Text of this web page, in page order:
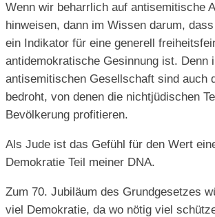
Wenn wir beharrlich auf antisemitische
hinweisen, dann im Wissen darum,
ein Indikator für eine generell
antidemokratische Gesinnung ist. Denn
antisemitischen Gesellschaft sind auch
bedroht, von denen die nichtjüdischen
Bevölkerung profitieren.
Als Jude ist das Gefühl für den Wert
Demokratie Teil meiner DNA.
Zum 70. Jubiläum des Grundgesetzes
viel Demokratie, da wo nötig viel